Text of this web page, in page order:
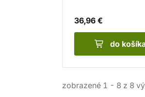
36,96 €
do
zobrazené 1 - 8 z 8